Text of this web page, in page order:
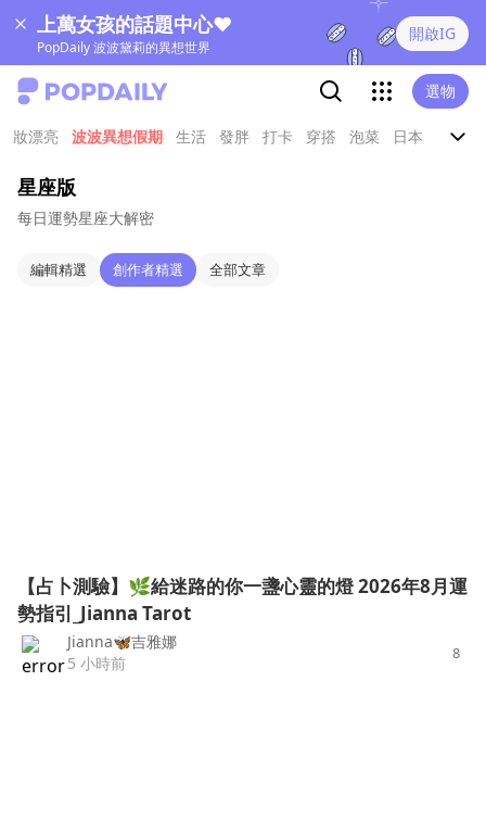
上萬女孩的話題中心❤
PopDaily 波波黛莉的異想世界
開啟IG
選物
妝漂亮 波波異想假期 生活 發胖 打卡 穿搭 泡菜 日本 娛樂
星座版
每日運勢星座大解密
編輯精選 創作者精選 全部文章
【占卜測驗】🌿給迷路的你一盞心靈的燈 2026年8月運
勢指引_Jianna Tarot
Jianna🦋吉雅娜
5 小時前
8